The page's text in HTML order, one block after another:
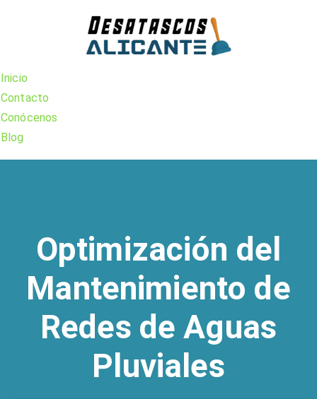
Inicio
Contacto
Conócenos
Blog
Optimización del
Mantenimiento de
Redes de Aguas
Pluviales